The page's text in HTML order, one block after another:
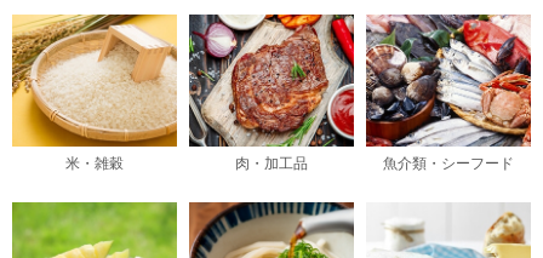
米・雑穀 肉・加工品 魚介類・シーフード